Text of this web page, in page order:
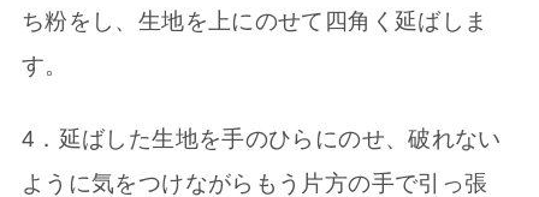
ち粉をし、生地を上にのせて四角く延ばしま
す。
4．延ばした生地を手のひらにのせ、破れない
ように気をつけながらもう片方の手で引っ張